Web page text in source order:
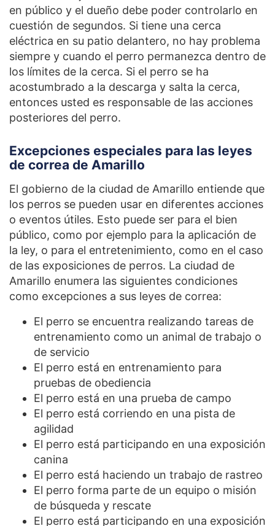
en público y el dueño debe poder controlarlo en
cuestión de segundos. Si tiene una cerca
eléctrica en su patio delantero, no hay problema
siempre y cuando el perro permanezca dentro de
los límites de la cerca. Si el perro se ha
acostumbrado a la descarga y salta la cerca,
entonces usted es responsable de las acciones
posteriores del perro.
Excepciones especiales para las leyes
de correa de Amarillo
El gobierno de la ciudad de Amarillo entiende que
los perros se pueden usar en diferentes acciones
o eventos útiles. Esto puede ser para el bien
público, como por ejemplo para la aplicación de
la ley, o para el entretenimiento, como en el caso
de las exposiciones de perros. La ciudad de
Amarillo enumera las siguientes condiciones
como excepciones a sus leyes de correa:
El perro se encuentra realizando tareas de
entrenamiento como un animal de trabajo o
de servicio
El perro está en entrenamiento para
pruebas de obediencia
El perro está en una prueba de campo
El perro está corriendo en una pista de
agilidad
El perro está participando en una exposición
canina
El perro está haciendo un trabajo de rastreo
El perro forma parte de un equipo o misión
de búsqueda y rescate
El perro está participando en una exposición